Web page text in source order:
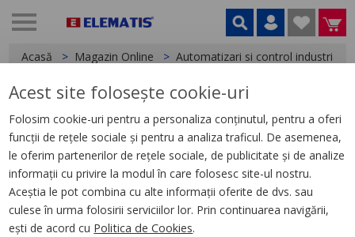
Acasă Magazin Online Automatizari si control industrial
< Relee
Releu Ambrosabil Universal,
Zelio Rum, 2 C/O, 230 V Ca, 10
A, cu Led
Acest site folosește cookie-uri
Folosim cookie-uri pentru a personaliza conținutul, pentru a oferi
funcții de rețele sociale și pentru a analiza traficul. De asemenea,
le oferim partenerilor de rețele sociale, de publicitate și de analize
informații cu privire la modul în care folosesc site-ul nostru.
Aceștia le pot combina cu alte informații oferite de dvs. sau
culese în urma folosirii serviciilor lor. Prin continuarea navigării,
ești de acord cu Politica de Cookies.